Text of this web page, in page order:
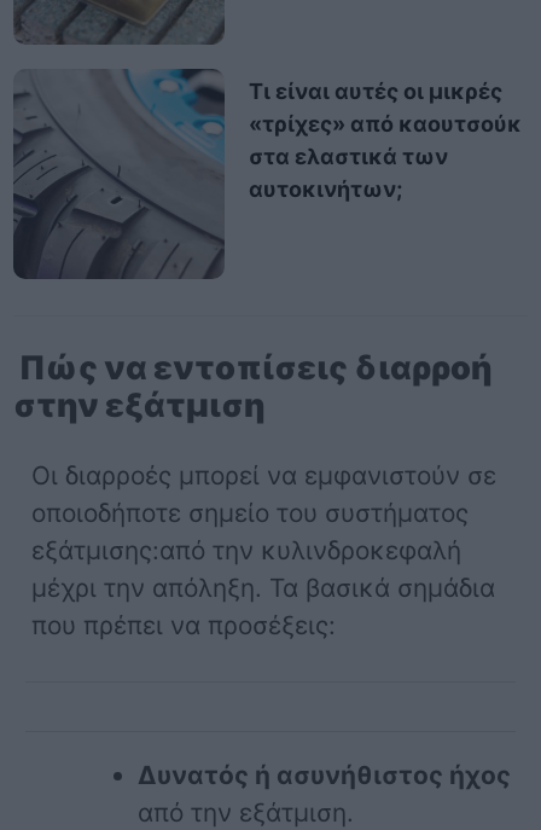
Τι είναι αυτές οι μικρές
«τρίχες» από καουτσούκ
στα ελαστικά των
αυτοκινήτων;
Πώς να εντοπίσεις διαρροή
στην εξάτμιση
Οι διαρροές μπορεί να εμφανιστούν σε
οποιοδήποτε σημείο του συστήματος
εξάτμισης:από την κυλινδροκεφαλή
μέχρι την απόληξη. Τα βασικά σημάδια
που πρέπει να προσέξεις:
Δυνατός ή ασυνήθιστος ήχος
από την εξάτμιση.